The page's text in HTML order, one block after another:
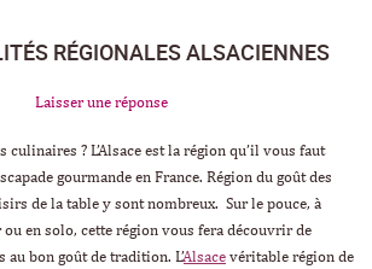
RÉGIONALES ALSACIENNES
Laisser une réponse
culinaires ? L’Alsace est la région qu’il vous faut
gourmande en France. Région du goût des
de la table y sont nombreux. Sur le pouce, à
en solo, cette région vous fera découvrir de
bon goût de tradition. L’Alsace véritable région de